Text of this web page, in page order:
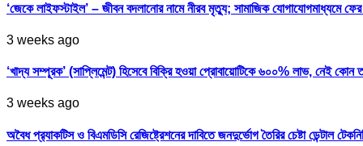
‘জেকে লাইফস্টাইল’ – জীবন বদলানোর নামে নীরব মৃত্যু; সামাজিক যোগাযোগমাধ্যমে
3 weeks ago
‘খাদ্য সম্পূরক’ (সাপ্লিমেন্ট) হিসেবে বিক্রি হওয়া প্রোবায়োটিকে ৬০০% লাভ, নেই কোন
3 weeks ago
অবৈধ প্র‍্যাকটিস ও বিএমডিসি রেজিষ্ট্রেশনের দাবিতে জনদুর্ভোগ তৈরির চেষ্টা ডেন্টাল